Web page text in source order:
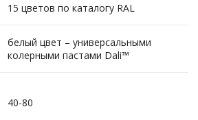
15 цветов по каталогу RAL
белый цвет – универсальными
колерными пастами Dali™
40-80